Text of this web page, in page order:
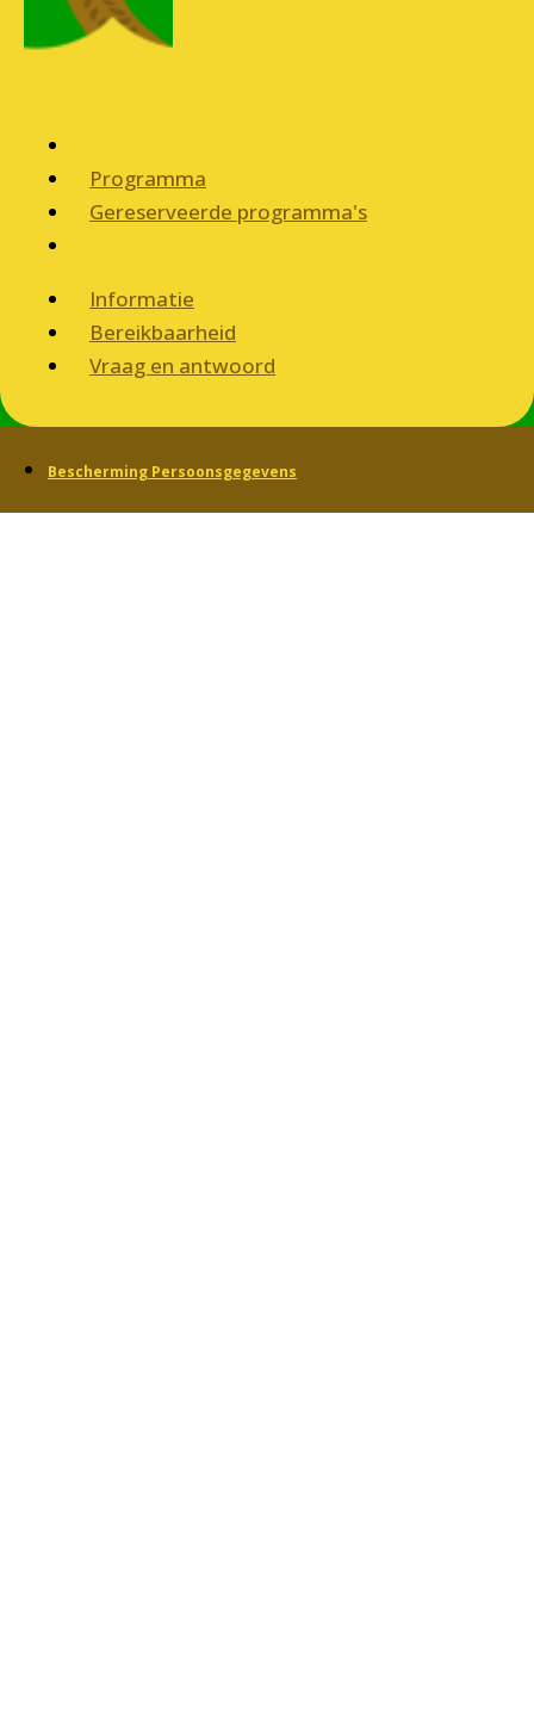
Programma
Gereserveerde programma's
Informatie
Bereikbaarheid
Vraag en antwoord
Bescherming Persoonsgegevens